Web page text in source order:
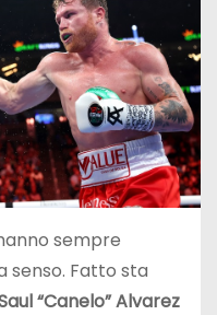
sempre
senso. Fatto sta
“Canelo” Alvarez